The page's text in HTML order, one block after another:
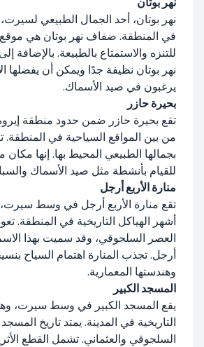
نهر بوتان، أحد الجمال الطبيعي
في المنطقة. ضفاف نهر بوتان هي موقع
للتنزه والاستمتاع بالطبيعة. بالإضافة
نهر بوتان نظيفة جدًا ويمكن أن يفضلها
يرغبون في صيد الأسماك.
بحيرة حازر
تقع بحيرة حازر ضمن حدود منطقة
من بين المواقع السياحية في المنطقة.
بجمالها الطبيعي المحيط بها. إنها مكان
للقيام بأنشطة مثل صيد الأسماك
منارة الأربع أرجل
تقع منارة الأربع أرجل في وسط
أشهر الهياكل التاريخية في المنطقة.
العصر السلجوقي، وقد سميت بهذا الاسم
أرجل. تجذب المنارة اهتمام السياح
وهندستها المعمارية.
المسجد الكبير
يقع المسجد الكبير في وسط سيرت،
التاريخية في المدينة. يمتد تاريخ
السلجوقي والعثماني. تشمل القطع